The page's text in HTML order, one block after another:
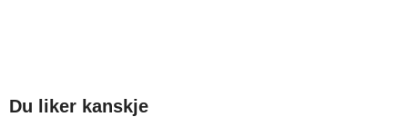
Du liker kanskje